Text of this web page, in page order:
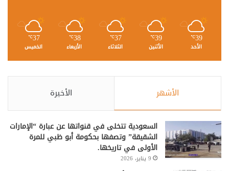
39
℃
الأحد
39
℃
الأثنين
37
℃
الثلاثاء
38
℃
الأربعاء
37
℃
الخميس
الأشهر الأخيرة
السعودية تتخلى في قنواتها عن عبارة “الإمارات
الشقيقة” وتصفها بحكومة أبو ظبي للمرة
الأولى في تاريخها.
9 يناير، 2026